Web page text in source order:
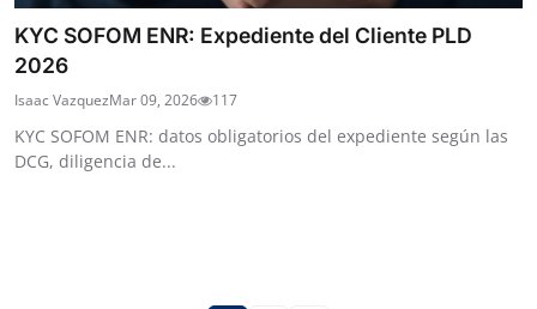
KYC SOFOM ENR: Expediente del Cliente PLD
2026
Isaac VazquezMar 09, 2026 117
KYC SOFOM ENR: datos obligatorios del expediente según las
DCG, diligencia de...